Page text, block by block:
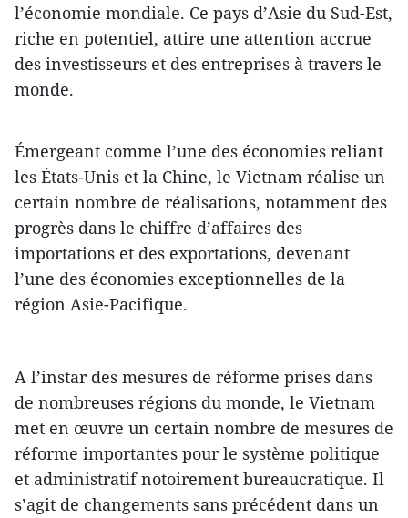
l’économie mondiale. Ce pays d’Asie du Sud-Est,
riche en potentiel, attire une attention accrue
des investisseurs et des entreprises à travers le
monde.
Émergeant comme l’une des économies reliant
les États-Unis et la Chine, le Vietnam réalise un
certain nombre de réalisations, notamment des
progrès dans le chiffre d’affaires des
importations et des exportations, devenant
l’une des économies exceptionnelles de la
région Asie-Pacifique.
A l’instar des mesures de réforme prises dans
de nombreuses régions du monde, le Vietnam
met en œuvre un certain nombre de mesures de
réforme importantes pour le système politique
et administratif notoirement bureaucratique. Il
s’agit de changements sans précédent dans un